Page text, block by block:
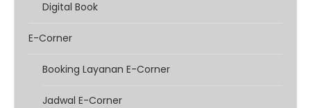
Digital Book
E-Corner
Booking Layanan E-Corner
Jadwal E-Corner